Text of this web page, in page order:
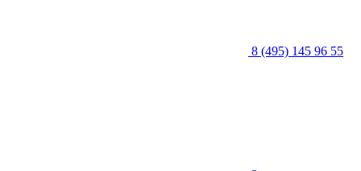
8 (495) 145 96 55